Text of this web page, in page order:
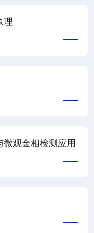
理
观金相检测应用